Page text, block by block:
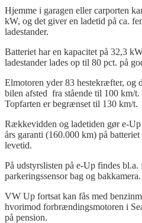
Hjemme i garagen eller carporten
kW, og det giver en ladetid på ca.
ladestander.
Batteriet har en kapacitet på 32,3
ladestanderlades op til 80 pct. på
Elmotoren yder 83 hestekræfter, og
bilen afsted fra stående til 100 km/t.
Topfarten er begrænset til 130 km/t.
Rækkevidden og ladetiden gør e-
års garanti (160.000 km) på
levetid.
På udstyrslisten på e-Up findes bl.a.
parkeringssensor bag og bakkamera.
VW Up fortsat kan fås med
hvorimod forbrændingsmotoren i
på pension.